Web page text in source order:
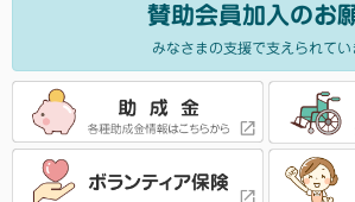
賛助会員加入のお
みなさまの支援で支えられてい